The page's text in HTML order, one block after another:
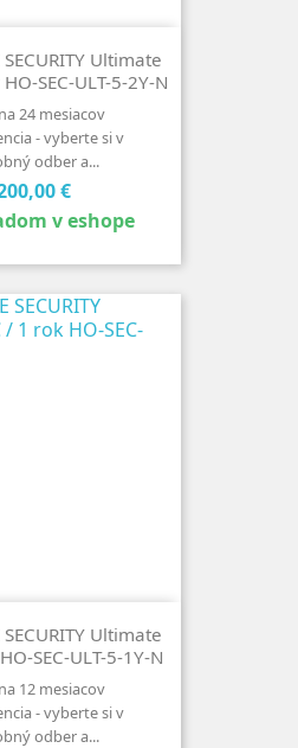
SECURITY Ultimate
SEC-ULT-5-2Y-N
24 mesiacov
- vyberte si v
odber a...
€
v eshope
SECURITY Ultimate
SEC-ULT-5-1Y-N
12 mesiacov
- vyberte si v
odber a...